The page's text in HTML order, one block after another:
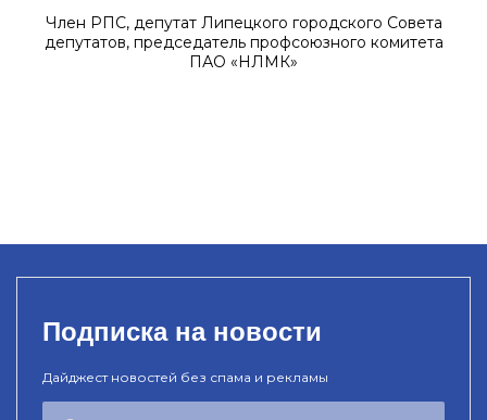
Член РПС, депутат Липецкого городского Совета
депутатов, председатель профсоюзного комитета
ПАО «НЛМК»
Подписка на новости
Дайджест новостей без спама и рекламы